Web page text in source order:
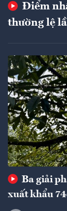
Điểm
thường lệ
Ba giải
xuất khẩu